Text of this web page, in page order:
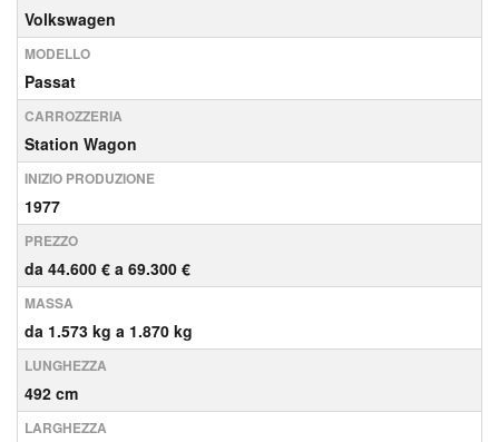
Volkswagen
MODELLO
Passat
CARROZZERIA
Station Wagon
INIZIO PRODUZIONE
1977
PREZZO
da 44.600 € a 69.300 €
MASSA
da 1.573 kg a 1.870 kg
LUNGHEZZA
492 cm
LARGHEZZA